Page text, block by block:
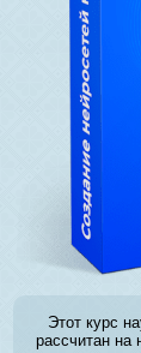
Этот курс
рассчитан на